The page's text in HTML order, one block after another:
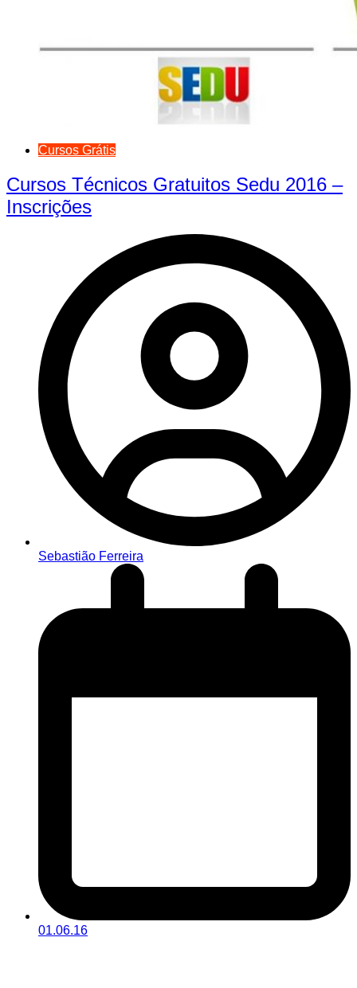
Cursos Grátis
Cursos Técnicos Gratuitos Sedu 2016 –
Inscrições
Sebastião Ferreira
01.06.16